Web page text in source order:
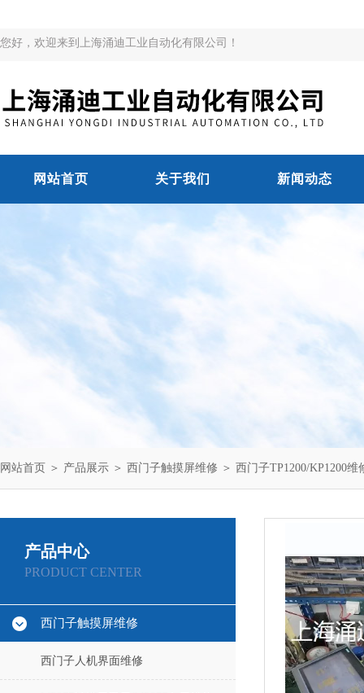
您好，欢迎来到上海涌迪工业自动化有限公司！
网站首页 关于我们 新闻动态
网站首页 ＞ 产品展示 ＞ 西门子触摸屏维修 ＞ 西门子TP1200/KP1200维
产品中心
PRODUCT CENTER
西门子触摸屏维修
西门子人机界面维修